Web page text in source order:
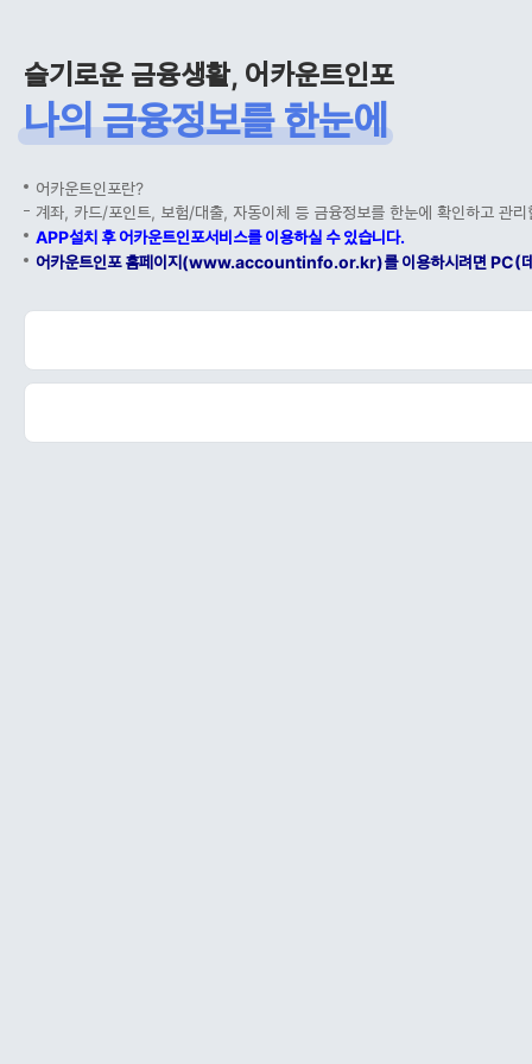
슬기로운 금융생활, 어카운트인포
나의 금융정보를 한눈에
어카운트인포란?
계좌, 카드/포인트, 보험/대출, 자동이체 등 금융정보를 한눈에 확인하고 관
APP설치 후 어카운트인포서비스를 이용하실 수 있습니다.
어카운트인포 홈페이지(www.accountinfo.or.kr)를 이용하시려면 PC(데